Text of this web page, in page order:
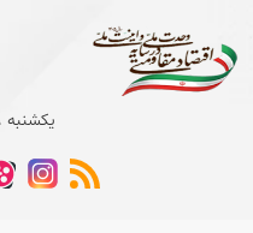
یکشنبه 18 مرداد 1405